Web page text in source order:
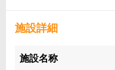
施設詳細
施設名称